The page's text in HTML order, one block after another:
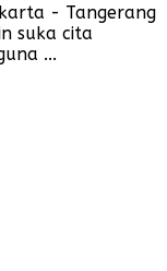
- Tangerang
suka cita
...